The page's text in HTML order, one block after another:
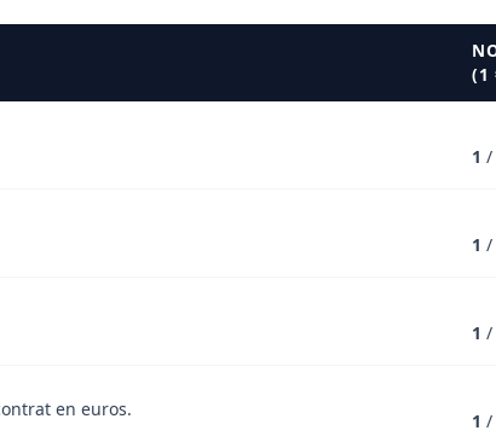
(1
1 /
1 /
1 /
en euros.
1 /